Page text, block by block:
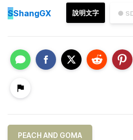
●
說明文字
SShangGX
PEACH AND GOMA